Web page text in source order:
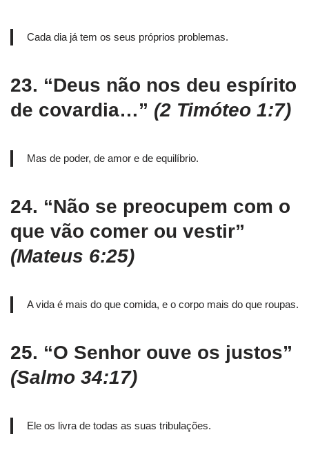
Cada dia já tem os seus próprios problemas.
23. “Deus não nos deu espírito
de covardia…” (2 Timóteo 1:7)
Mas de poder, de amor e de equilíbrio.
24. “Não se preocupem com o
que vão comer ou vestir”
(Mateus 6:25)
A vida é mais do que comida, e o corpo mais do que roupas.
25. “O Senhor ouve os justos”
(Salmo 34:17)
Ele os livra de todas as suas tribulações.